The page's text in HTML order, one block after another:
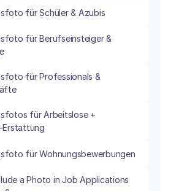
für Schüler & Azubis
für Berufseinsteiger &
für Professionals &
für Arbeitslose +
Erstattung
für Wohnungsbewerbungen
a Photo in Job Applications